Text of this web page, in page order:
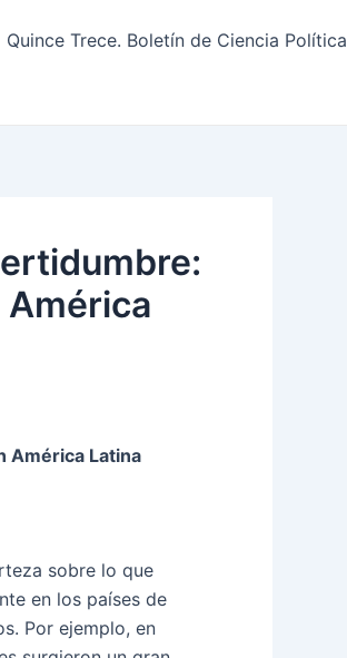
Quince Trece. Boletín de Ciencia Política
América Latina
sobre lo que
en los países de
Por ejemplo, en